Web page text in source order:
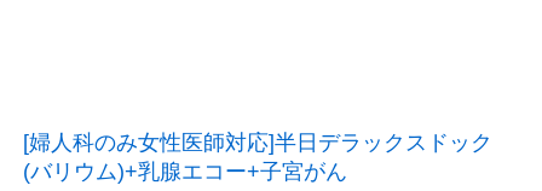
[婦人科のみ女性医師対応]半日デラックスドック
(バリウム)+乳腺エコー+子宮がん